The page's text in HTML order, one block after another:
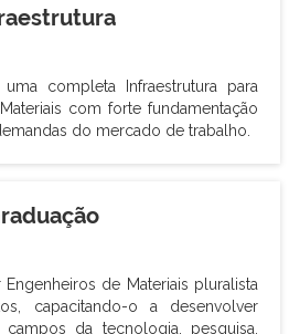
completa Infraestrutura para
com forte fundamentação
do mercado de trabalho.
de Materiais pluralista
capacitando-o a desenvolver
da tecnologia, pesquisa,